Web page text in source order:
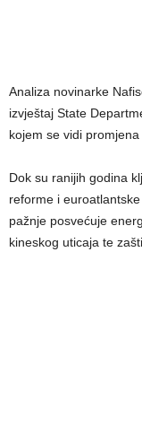
Analiza novinarke
izvještaj State
kojem se vidi
Dok su ranijih godina
reforme i
pažnje posvećuje
kineskog uticaja te